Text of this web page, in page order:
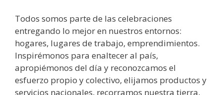
Todos somos parte de las celebraciones
entregando lo mejor en nuestros entornos:
hogares, lugares de trabajo, emprendimientos.
Inspirémonos para enaltecer al país,
apropiémonos del día y reconozcamos el
esfuerzo propio y colectivo, elijamos productos y
servicios nacionales, recorramos nuestra tierra,